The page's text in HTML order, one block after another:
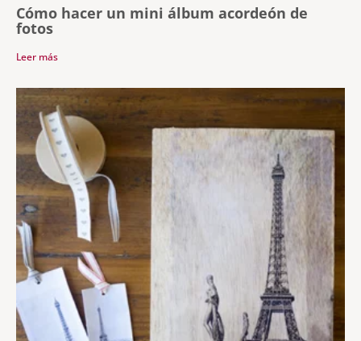
Cómo hacer un mini álbum acordeón de
fotos
Leer más